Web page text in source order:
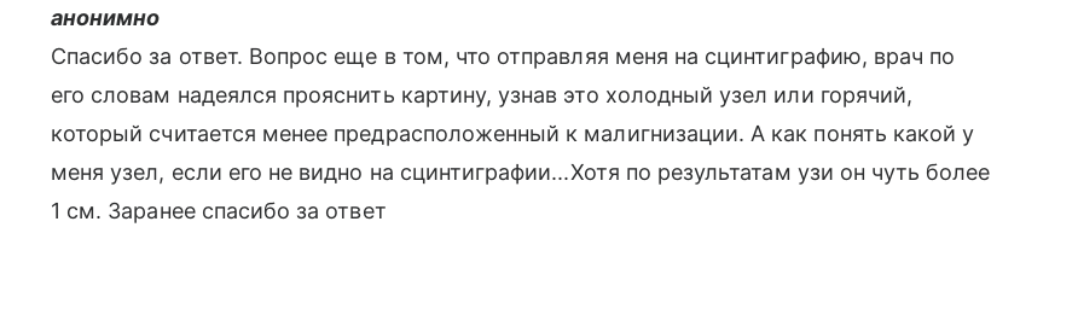
анонимно
Спасибо за ответ. Вопрос еще в том, что отправляя меня на сцинтиграфию, врач по
его словам надеялся прояснить картину, узнав это холодный узел или горячий,
который считается менее предрасположенный к малигнизации. А как понять какой у
меня узел, если его не видно на сцинтиграфии...Хотя по результатам узи он чуть более
1 см. Заранее спасибо за ответ